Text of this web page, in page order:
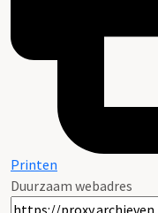
Printen
Duurzaam webadres